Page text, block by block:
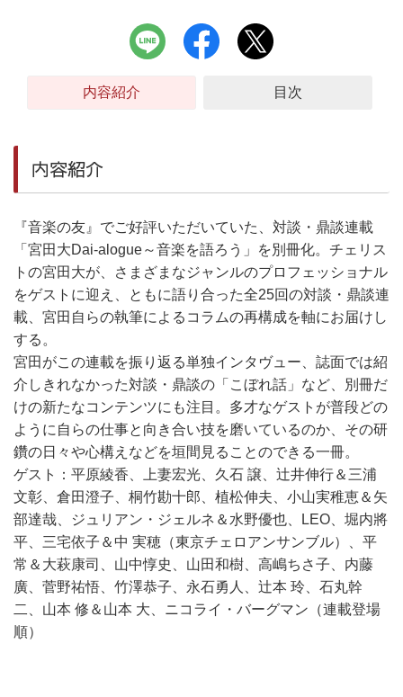
内容紹介 目次
内容紹介
『音楽の友』でご好評いただいていた、対談・鼎談連載
「宮田大Dai-alogue～音楽を語ろう」を別冊化。チェリス
トの宮田大が、さまざまなジャンルのプロフェッショナル
をゲストに迎え、ともに語り合った全25回の対談・鼎談連
載、宮田自らの執筆によるコラムの再構成を軸にお届けし
する。
宮田がこの連載を振り返る単独インタヴュー、誌面では紹
介しきれなかった対談・鼎談の「こぼれ話」など、別冊だ
けの新たなコンテンツにも注目。多才なゲストが普段どの
ように自らの仕事と向き合い技を磨いているのか、その研
鑽の日々や心構えなどを垣間見ることのできる一冊。
ゲスト：平原綾香、上妻宏光、久石 譲、辻󠄀井伸行＆三浦
文彰、倉田澄子、桐竹勘十郎、植松伸夫、小山実稚恵＆矢
部達哉、ジュリアン・ジェルネ＆水野優也、LEO、堀内將
平、三宅依子＆中 実穂（東京チェロアンサンブル）、平
常＆大萩康司、山中惇史、山田和樹、高嶋ちさ子、内藤
廣、菅野祐悟、竹澤恭子、永石勇人、辻󠄀本 玲、石丸幹
二、山本 修＆山本 大、ニコライ・バーグマン（連載登場
順）